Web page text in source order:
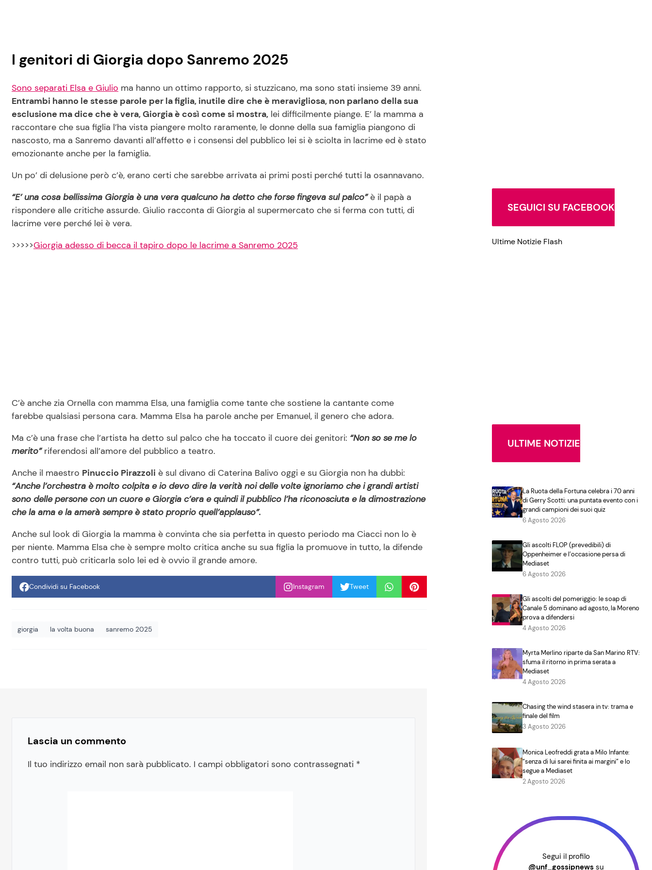
I genitori di Giorgia dopo Sanremo 2025
Sono separati Elsa e Giulio ma hanno un ottimo rapporto, si stuzzicano, ma sono stati insieme 39 anni.
Entrambi hanno le stesse parole per la figlia, inutile dire che è meravigliosa, non parlano della sua
esclusione ma dice che è vera, Giorgia è così come si mostra, lei difficilmente piange. E’ la mamma a
raccontare che sua figlia l’ha vista piangere molto raramente, le donne della sua famiglia piangono di
nascosto, ma a Sanremo davanti all’affetto e i consensi del pubblico lei si è sciolta in lacrime ed è stato
emozionante anche per la famiglia.
Un po’ di delusione però c’è, erano certi che sarebbe arrivata ai primi posti perché tutti la osannavano.
“E’ una cosa bellissima Giorgia è una vera qualcuno ha detto che forse fingeva sul palco”è il papà a
rispondere alle critiche assurde. Giulio racconta di Giorgia al supermercato che si ferma con tutti, di
lacrime vere perché lei è vera.
>>>>>Giorgia adesso di becca il tapiro dopo le lacrime a Sanremo 2025
C’è anche zia Ornella con mamma Elsa, una famiglia come tante che sostiene la cantante come
farebbe qualsiasi persona cara. Mamma Elsa ha parole anche per Emanuel, il genero che adora.
Ma c’è una frase che l’artista ha detto sul palco che ha toccato il cuore dei genitori: “Non so se me lo
merito”riferendosi all’amore del pubblico a teatro.
Anche il maestro Pinuccio Pirazzoli è sul divano di Caterina Balivo oggi e su Giorgia non ha dubbi:
“Anche l’orchestra è molto colpita e io devo dire la verità noi delle volte ignoriamo che i grandi artisti
sono delle persone con un cuore e Giorgia c’era e quindi il pubblico l’ha riconosciuta e la dimostrazione
che la ama e la amerà sempre è stato proprio quell’applauso”.
Anche sul look di Giorgia la mamma è convinta che sia perfetta in questo periodo ma Ciacci non lo è
per niente. Mamma Elsa che è sempre molto critica anche su sua figlia la promuove in tutto, la difende
contro tutti, può criticarla solo lei ed è ovvio il grande amore.
Condividi su Facebook Instagram Tweet
giorgia la volta buona sanremo 2025
Lascia un commento
Il tuo indirizzo email non sarà pubblicato. I campi obbligatori sono contrassegnati *
SEGUICI SU FACEBOOK
Ultime Notizie Flash
ULTIME NOTIZIE
La Ruota della Fortuna celebra i 70 anni
di Gerry Scotti: una puntata evento con i
grandi campioni dei suoi quiz
6 Agosto 2026
Gli ascolti FLOP (prevedibili) di
Oppenheimer e l’occasione persa di
Mediaset
6 Agosto 2026
Gli ascolti del pomeriggio: le soap di
Canale 5 dominano ad agosto, la Moreno
prova a difendersi
4 Agosto 2026
Myrta Merlino riparte da San Marino RTV:
sfuma il ritorno in prima serata a
Mediaset
4 Agosto 2026
Chasing the wind stasera in tv: trama e
finale del film
3 Agosto 2026
Monica Leofreddi grata a Milo Infante:
“senza di lui sarei finita ai margini” e lo
segue a Mediaset
2 Agosto 2026
Segui il profilo
@unf_gossipnews su